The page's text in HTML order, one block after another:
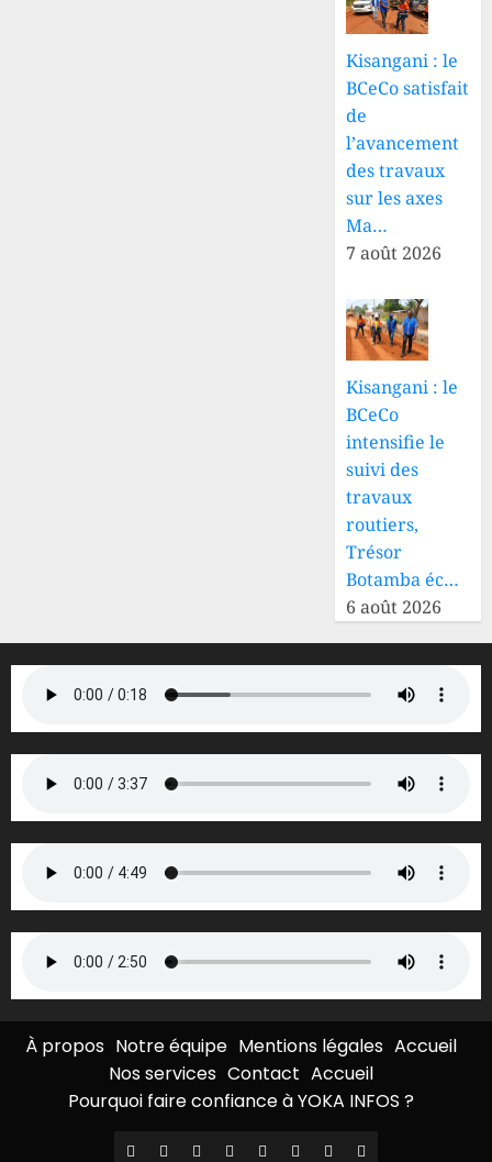
Kisangani : le
BCeCo satisfait
de
l’avancement
des travaux
sur les axes
Ma…
7 août 2026
Kisangani : le
BCeCo
intensifie le
suivi des
travaux
routiers,
Trésor
Botamba éc…
6 août 2026
À propos Notre équipe Mentions légales Accueil
Nos services Contact Accueil
Pourquoi faire confiance à YOKA INFOS ?
À NotreMentions
Accueil
Nos ContactAccueilPourquoi